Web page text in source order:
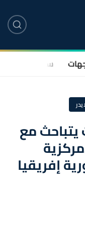
سياسة
يتباحث مع
إفريقيا